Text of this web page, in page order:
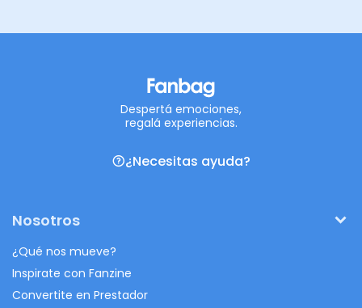
Despertá emociones,
regalá experiencias.
¿Necesitas ayuda?
Nosotros
¿Qué nos mueve?
Inspirate con Fanzine
Convertite en Prestador